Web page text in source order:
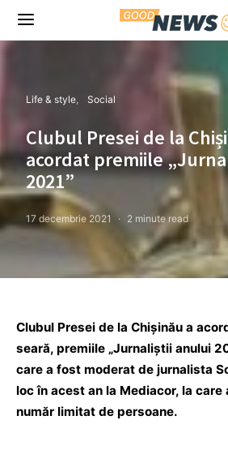
Life & style Social
Clubul Presei de la
acordat premiile
2021”
17 decembrie 2021 2 minute read
Clubul Presei de la Chișinău a
seară, premiile „Jurnaliștii anului
care a fost moderat de jurnalista
loc în acest an la Mediacor, la
număr limitat de persoane.